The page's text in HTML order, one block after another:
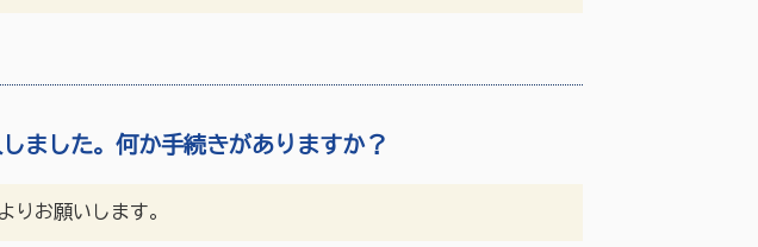
ました。何か手続きがありますか？
お願いします。